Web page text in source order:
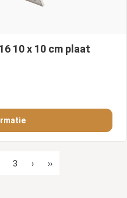
10 x 10 cm plaat
3 › ››